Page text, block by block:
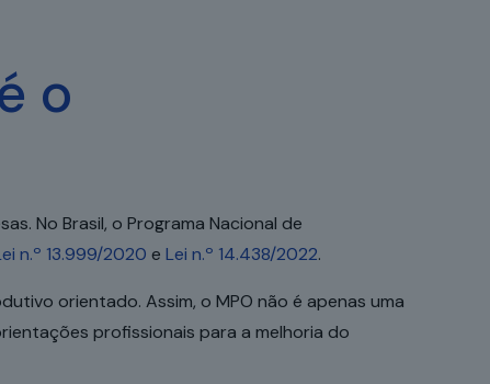
o
No Brasil, o Programa Nacional de
n.º 13.999/2020 eLei n.º 14.438/2022.
orientado. Assim, o MPO não é apenas uma
profissionais para a melhoria do